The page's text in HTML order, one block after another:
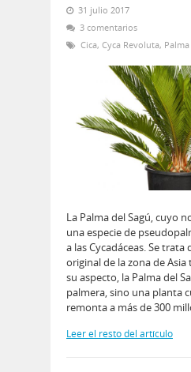
31 julio 2017
3 comentarios
Cica, Cyca Revoluta,
La Palma del Sagú, cuyo
una especie de
a las Cycadáceas. Se
original de la zona de Asia
su aspecto, la Palma del
palmera, sino una planta
remonta a más de 300
Leer el resto del artículo